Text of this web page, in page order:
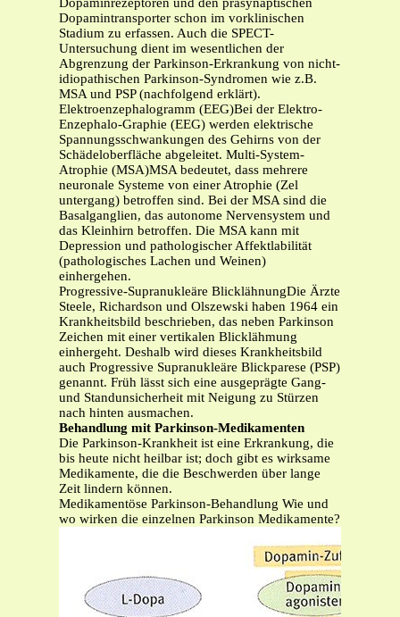
Dopaminrezeptoren und den präsynaptischen
Dopamintransporter schon im vorklinischen
Stadium zu erfassen. Auch die SPECT-
Untersuchung dient im wesentlichen der
Abgrenzung der Parkinson-Erkrankung von nicht-
idiopathischen Parkinson-Syndromen wie z.B.
MSA und PSP (nachfolgend erklärt).
Elektroenzephalogramm (EEG)Bei der Elektro-
Enzephalo-Graphie (EEG) werden elektrische
Spannungsschwankungen des Gehirns von der
Schädeloberfläche abgeleitet. Multi-System-
Atrophie (MSA)MSA bedeutet, dass mehrere
neuronale Systeme von einer Atrophie (Zel
untergang) betroffen sind. Bei der MSA sind die
Basalganglien, das autonome Nervensystem und
das Kleinhirn betroffen. Die MSA kann mit
Depression und pathologischer Affektlabilität
(pathologisches Lachen und Weinen)
einhergehen.
Progressive-Supranukleäre BlicklähnungDie Ärzte
Steele, Richardson und Olszewski haben 1964 ein
Krankheitsbild beschrieben, das neben Parkinson
Zeichen mit einer vertikalen Blicklähmung
einhergeht. Deshalb wird dieses Krankheitsbild
auch Progressive Supranukleäre Blickparese (PSP)
genannt. Früh lässt sich eine ausgeprägte Gang-
und Standunsicherheit mit Neigung zu Stürzen
nach hinten ausmachen.
Behandlung mit Parkinson-Medikamenten
Die Parkinson-Krankheit ist eine Erkrankung, die
bis heute nicht heilbar ist; doch gibt es wirksame
Medikamente, die die Beschwerden über lange
Zeit lindern können.
Medikamentöse Parkinson-Behandlung Wie und
wo wirken die einzelnen Parkinson Medikamente?